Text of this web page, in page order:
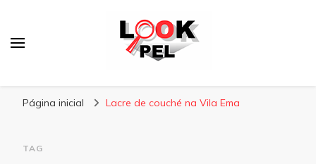
Página inicial Lacre de couché na Vila Ema
TAG